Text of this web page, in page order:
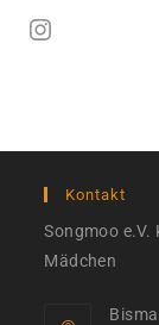
Instagram
Kontakt
Songmoo
Mädchen